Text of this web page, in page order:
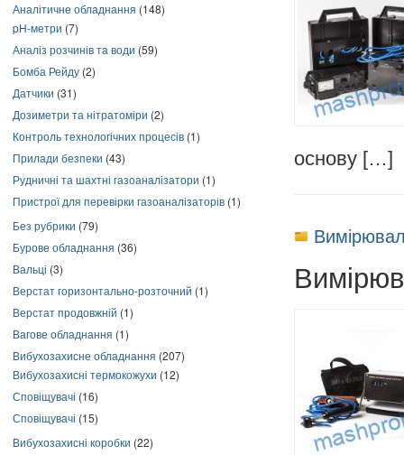
Аналітичне обладнання (148)
pH-метри (7)
Аналіз розчинів та води (59)
Бомба Рейду (2)
Датчики (31)
Дозиметри та нітратоміри (2)
Контроль технологічних процесів (1)
Прилади безпеки (43)
Рудничні та шахтні газоаналізатори (1)
Пристрої для перевірки газоаналізаторів (1)
Без рубрики (79)
Бурове обладнання (36)
Вальці (3)
Верстат горизонтально-розточний (1)
Верстат продовжній (1)
Вагове обладнання (1)
Вибухозахисне обладнання (207)
Вибухозахисні термокожухи (12)
Сповіщувачі (16)
Сповіщувачі (15)
Вибухозахисні коробки (22)
основу […]